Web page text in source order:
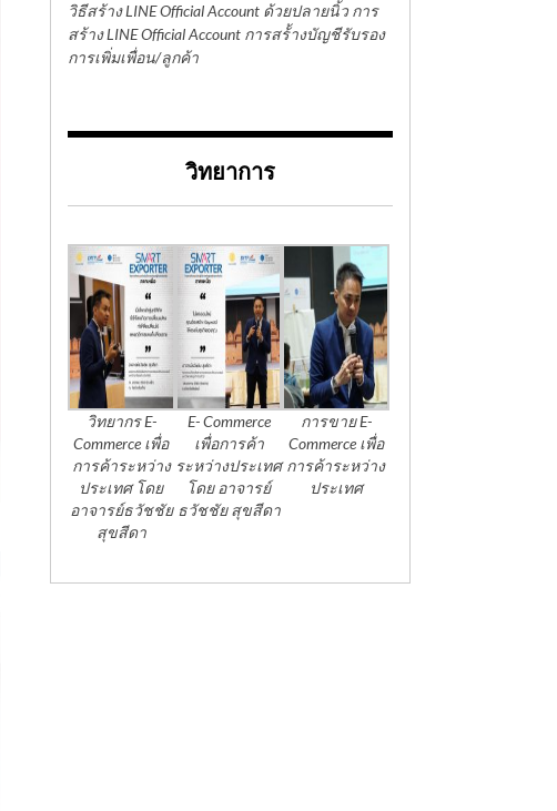
วิธีสร้าง LINE Official Account ด้วยปลายนิ้ว การ
สร้าง LINE Official Account การสร้้างบัญชีรับรอง
การเพิ่มเพื่อน/ลูกค้า
วิทยาการ
วิทยากร E-
Commerce เพื่อ
การค้าระหว่าง
ประเทศ โดย
อาจารย์ธวัชชัย
สุขสีดา
E- Commerce
เพื่อการค้า
ระหว่างประเทศ
โดย อาจารย์
ธวัชชัย สุขสีดา
การขาย E-
Commerce เพื่อ
การค้าระหว่าง
ประเทศ